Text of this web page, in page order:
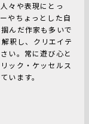
々や表現にとっ
やちょっとした自
んだ作家も多いで
釈し、クリエイテ
い。常に遊び心と
ック・ケッセルス
います。